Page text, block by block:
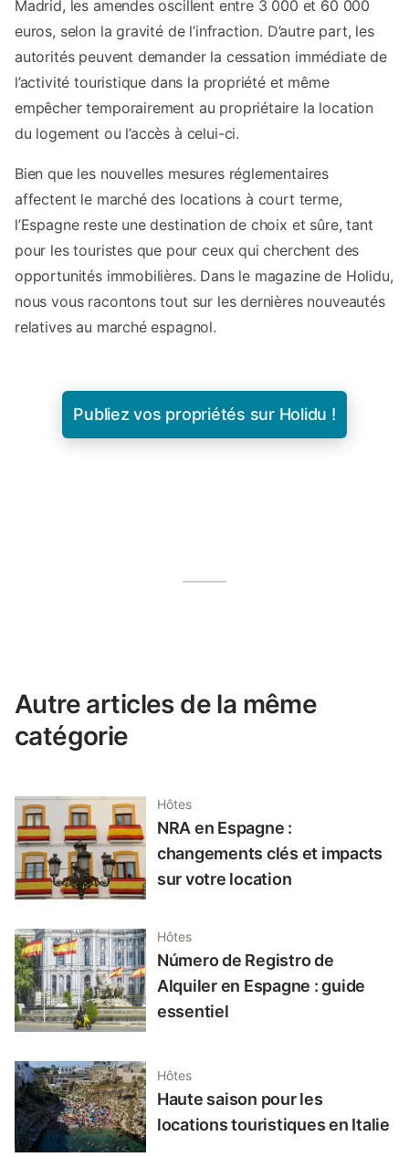
Madrid, les amendes oscillent entre 3 000 et 60 000
euros, selon la gravité de l’infraction. D’autre part, les
autorités peuvent demander la cessation immédiate de
l’activité touristique dans la propriété et même
empêcher temporairement au propriétaire la location
du logement ou l’accès à celui-ci.
Bien que les nouvelles mesures réglementaires
affectent le marché des locations à court terme,
l’Espagne reste une destination de choix et sûre, tant
pour les touristes que pour ceux qui cherchent des
opportunités immobilières. Dans le magazine de Holidu,
nous vous racontons tout sur les dernières nouveautés
relatives au marché espagnol.
Publiez vos propriétés sur Holidu !
Autre articles de la même
catégorie
Hôtes
NRA en Espagne :
changements clés et impacts
sur votre location
Hôtes
Número de Registro de
Alquiler en Espagne : guide
essentiel
Hôtes
Haute saison pour les
locations touristiques en Italie